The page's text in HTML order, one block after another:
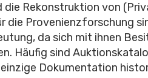
die Rekonstruktion von
die Provenienzforschung
da sich mit ihnen
Häufig sind
Dokumentation